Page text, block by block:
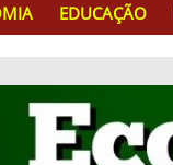
EDUCAÇÃO